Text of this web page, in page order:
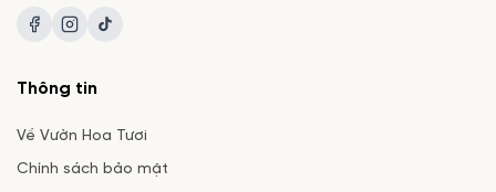
Thông tin
Về Vườn Hoa Tươi
Chính sách bảo mật